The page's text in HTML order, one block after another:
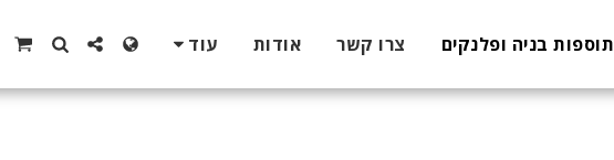
תוספות בניה ופלנקים צרו קשר אודות עוד